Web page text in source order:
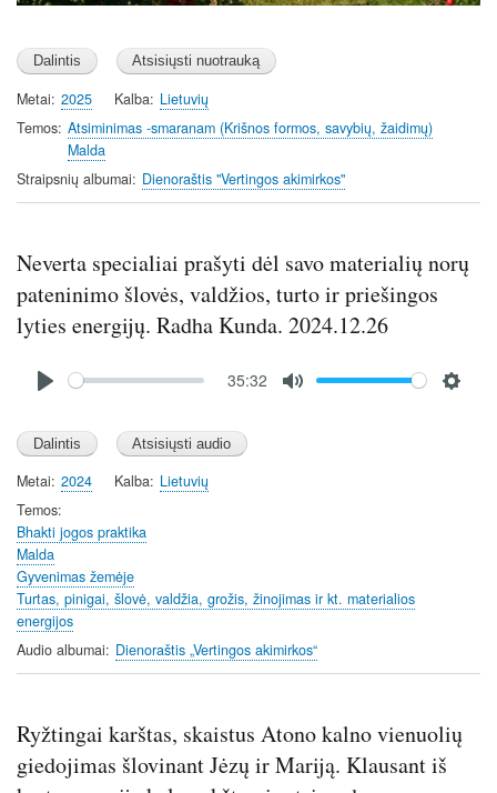
Metai 2025 Kalba Lietuvių
Temos Atsiminimas -smaranam (Krišnos formos, savybių, žaidimų)
Malda
Straipsnių albumai
Dienoraštis "Vertingos akimirkos"
Neverta specialiai prašyti dėl savo materialių norų
pateninimo šlovės, valdžios, turto ir priešingos
lyties energijų. Radha Kunda. 2024.12.26
l
a
y
35:32
Metai 2024 Kalba Lietuvių
Temos
Bhakti jogos praktika
Malda
Gyvenimas žemėje
Turtas, pinigai, šlovė, valdžia, grožis, žinojimas ir kt. materialios
energijos
Audio albumai
Dienoraštis „Vertingos akimirkos“
Ryžtingai karštas, skaistus Atono kalno vienuolių
giedojimas šlovinant Jėzų ir Mariją. Klausant iš